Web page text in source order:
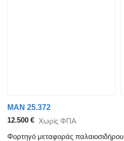
MAN 25.372
12.500 € Χωρίς ΦΠΑ
Φορτηγό μεταφοράς παλαιοσιδήρου